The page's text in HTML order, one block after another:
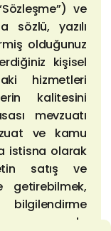
ve
sözlü, yazılı
olduğunuz
kişisel
hizmetleri
kalitesini
mevzuatı
ve kamu
istisna olarak
satış ve
getirebilmek,
amacıyla